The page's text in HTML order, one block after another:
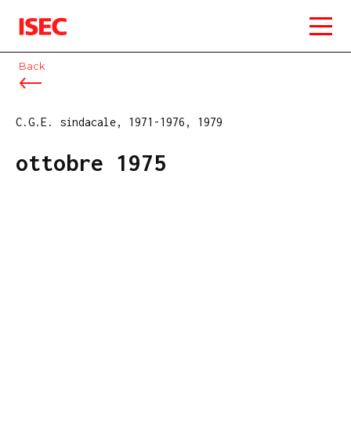
ISEC
Back
C.G.E. sindacale, 1971-1976, 1979
ottobre 1975